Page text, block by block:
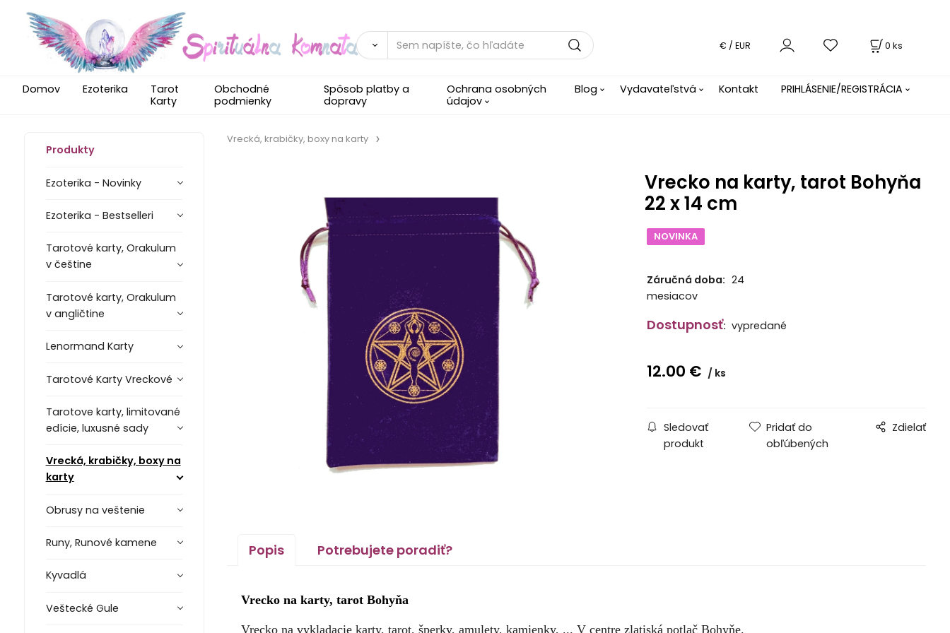
0 ks
€ / EUR
Domov Ezoterika
Tarot
Karty
Obchodné
podmienky
Spôsob platby a
dopravy
Ochrana osobných
údajov
Blog Vydavateľstvá Kontakt PRIHLÁSENIE/REGISTRÁCIA
Produkty
Ezoterika - Novinky
Ezoterika - Bestselleri
Tarotové karty, Orakulum
v češtine
Tarotové karty, Orakulum
v angličtine
Lenormand Karty
Tarotové Karty Vreckové
Tarotove karty, limitované
edície, luxusné sady
Vrecká, krabičky, boxy na
karty
Obrusy na veštenie
Runy, Runové kamene
Kyvadlá
Veštecké Gule
Vrecká, krabičky, boxy na karty
Vrecko na karty, tarot Bohyňa
22 x 14 cm
NOVINKA
Záručná doba: 24
mesiacov
Dostupnosť: vypredané
12.00 € ks
Sledovať
produkt
Pridať do
obľúbených
Zdielať
Popis Potrebujete poradiť?
Vrecko na karty, tarot Bohyňa
Vrecko na vykladacie karty, tarot, šperky, amulety, kamienky, ... V centre zlatiská potlač Bohyňe.